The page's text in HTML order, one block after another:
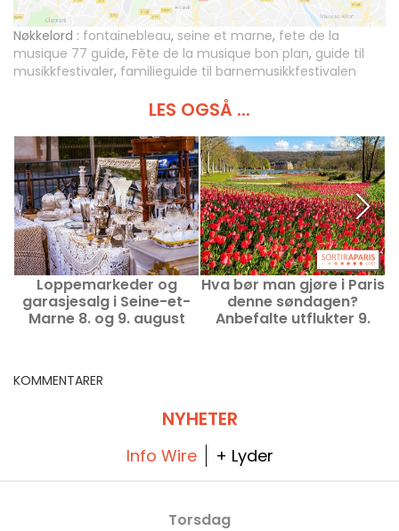
Nøkkelord : fontainebleau, seine et marne, fete de la
musique 77 guide, Fête de la musique bon plan, guide til
musikkfestivaler, familieguide til barnemusikkfestivalen
LES OGSÅ ...
Loppemarkeder og
garasjesalg i Seine-et-
Marne 8. og 9. august
Hva bør man gjøre i Paris
denne søndagen?
Anbefalte utflukter 9.
KOMMENTARER
NYHETER
Info Wire + Lyder
Torsdag